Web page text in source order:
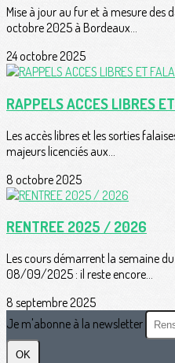
Mise à jour au fur et à mesure des
octobre 2025 à Bordeaux...
24 octobre 2025
RAPPELS ACCES LIBRES
Les accès libres et les sorties
majeurs licenciés aux...
8 octobre 2025
RENTREE 2025 / 2026
Les cours démarrent la semaine
08/09/2025 : il reste encore...
8 septembre 2025
Je m'abonne à la newsletter
OK